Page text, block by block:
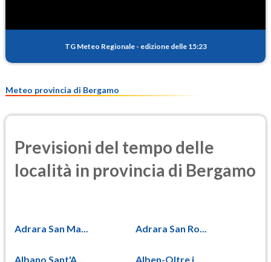
TG Meteo Regionale - edizione delle 15:23
Meteo provincia di Bergamo
Previsioni del tempo delle
località in provincia di Bergamo
Adrara San Ma... Adrara San Ro...
Albano Sant'A... Alben-Oltre i...